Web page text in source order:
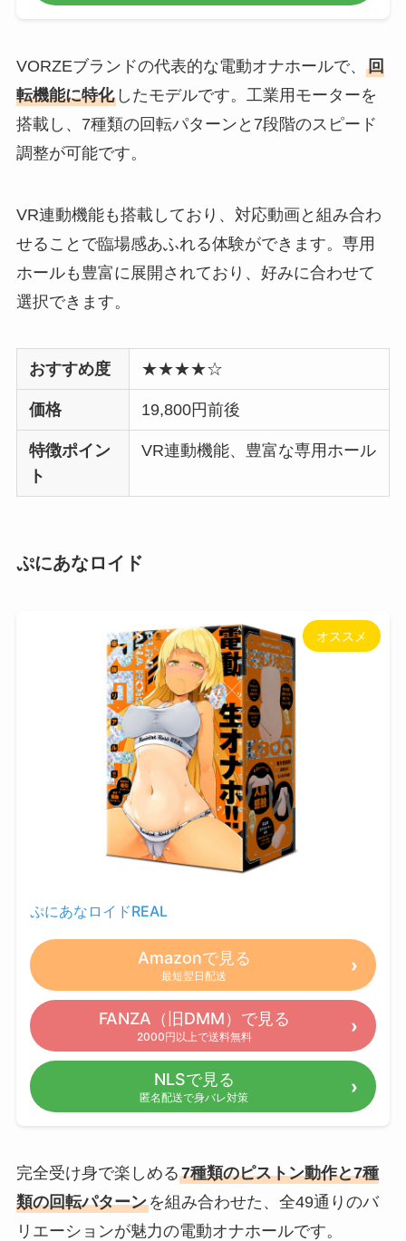
VORZEブランドの代表的な電動オナホールで、 回
転機能に特化したモデルです。工業用モーターを
搭載し、7種類の回転パターンと7段階のスピード
調整が可能です。
VR連動機能も搭載しており、対応動画と組み合わ
せることで臨場感あふれる体験ができます。専用
ホールも豊富に展開されており、好みに合わせて
選択できます。
おすすめ度 ★★★★☆
価格 19,800円前後
特徴ポイン
ト
VR連動機能、豊富な専用ホール
ぷにあなロイド
オススメ
ぷにあなロイドREAL
Amazonで見る
最短翌日配送
FANZA（旧DMM）で見る
2000円以上で送料無料
NLSで見る
匿名配送で身バレ対策
完全受け身で楽しめる7種類のピストン動作と7種
類の回転パターンを組み合わせた、全49通りのバ
リエーションが魅力の電動オナホールです。